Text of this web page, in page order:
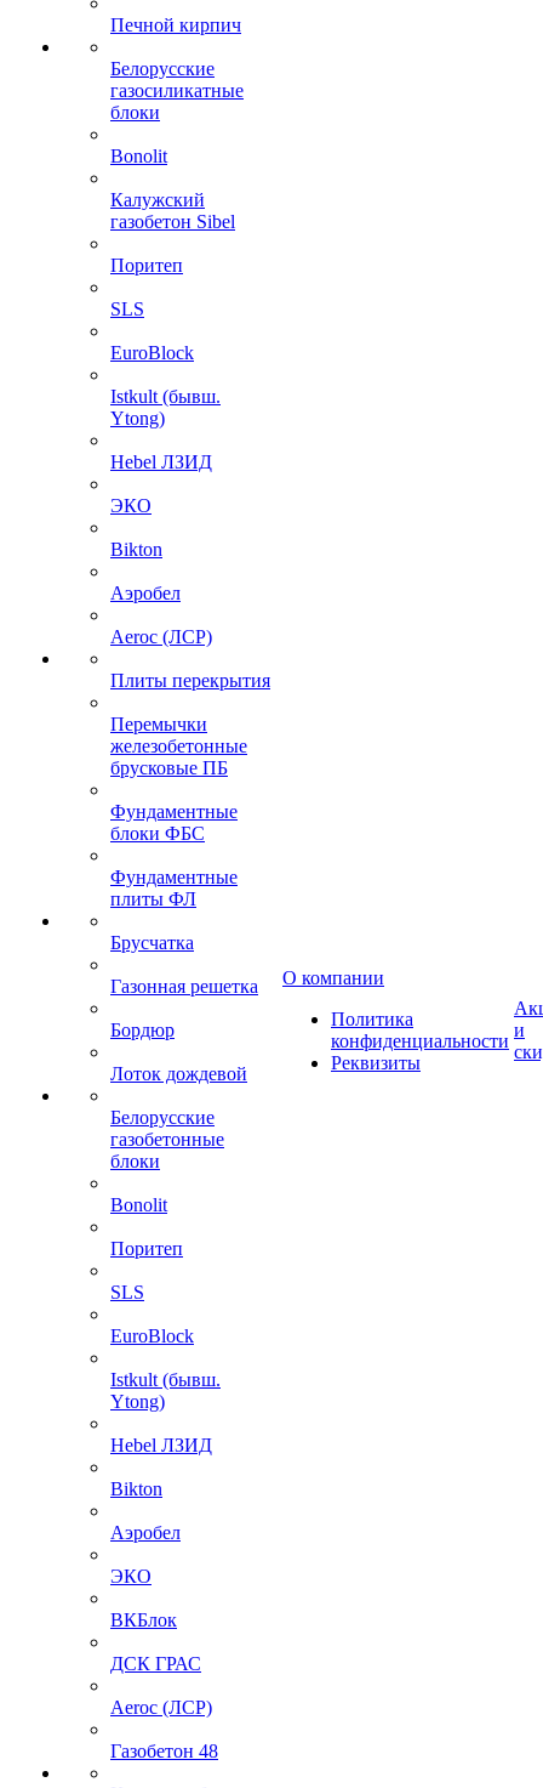
Печной кирпич
Белорусские
газосиликатные
блоки
Bonolit
Калужский
газобетон Sibel
Поритеп
SLS
EuroBlock
Istkult (бывш.
Ytong)
Hebel ЛЗИД
ЭКО
Bikton
Аэробел
Aeroc (ЛСР)
Плиты перекрытия
Перемычки
железобетонные
брусковые ПБ
Фундаментные
блоки ФБС
Фундаментные
плиты ФЛ
Брусчатка
Газонная решетка
Бордюр
Лоток дождевой
Белорусские
газобетонные
блоки
Bonolit
Поритеп
SLS
EuroBlock
Istkult (бывш.
Ytong)
Hebel ЛЗИД
Bikton
Аэробел
ЭКО
ВКБлок
ДСК ГРАС
Aeroc (ЛСР)
Газобетон 48
О компании
Политика
конфиденциальности
Реквизиты
и